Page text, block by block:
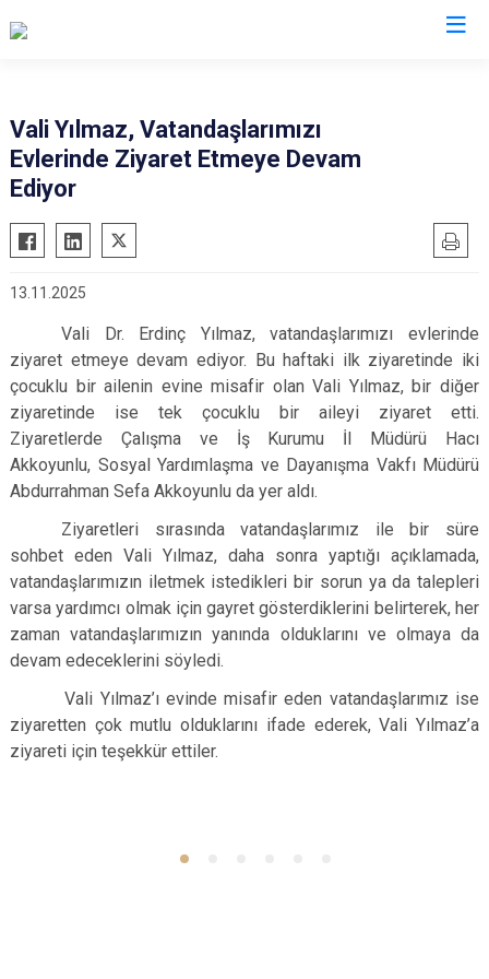
Vali Yılmaz, Vatandaşlarımızı
Evlerinde Ziyaret Etmeye Devam
Ediyor
13.11.2025
Vali Dr. Erdinç Yılmaz, vatandaşlarımızı evlerinde
ziyaret etmeye devam ediyor. Bu haftaki ilk ziyaretinde iki
çocuklu bir ailenin evine misafir olan Vali Yılmaz, bir diğer
ziyaretinde ise tek çocuklu bir aileyi ziyaret etti.
Ziyaretlerde Çalışma ve İş Kurumu İl Müdürü Hacı
Akkoyunlu, Sosyal Yardımlaşma ve Dayanışma Vakfı Müdürü
Abdurrahman Sefa Akkoyunlu da yer aldı.
Ziyaretleri sırasında vatandaşlarımız ile bir süre
sohbet eden Vali Yılmaz, daha sonra yaptığı açıklamada,
vatandaşlarımızın iletmek istedikleri bir sorun ya da talepleri
varsa yardımcı olmak için gayret gösterdiklerini belirterek, her
zaman vatandaşlarımızın yanında olduklarını ve olmaya da
devam edeceklerini söyledi.
Vali Yılmaz’ı evinde misafir eden vatandaşlarımız ise
ziyaretten çok mutlu olduklarını ifade ederek, Vali Yılmaz’a
ziyareti için teşekkür ettiler.